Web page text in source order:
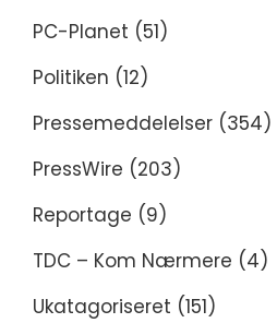
PC-Planet (51)
Politiken (12)
Pressemeddelelser (354)
PressWire (203)
Reportage (9)
TDC – Kom Nærmere (4)
Ukatagoriseret (151)